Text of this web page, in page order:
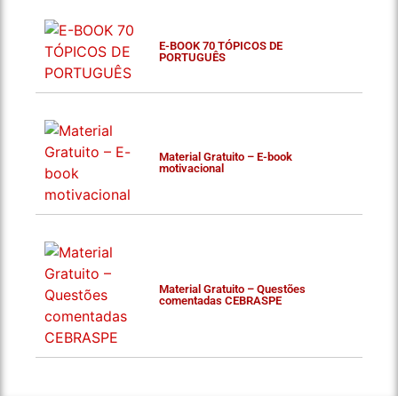
E-BOOK 70 TÓPICOS DE
PORTUGUÊS
Material Gratuito – E-book
motivacional
Material Gratuito – Questões
comentadas CEBRASPE